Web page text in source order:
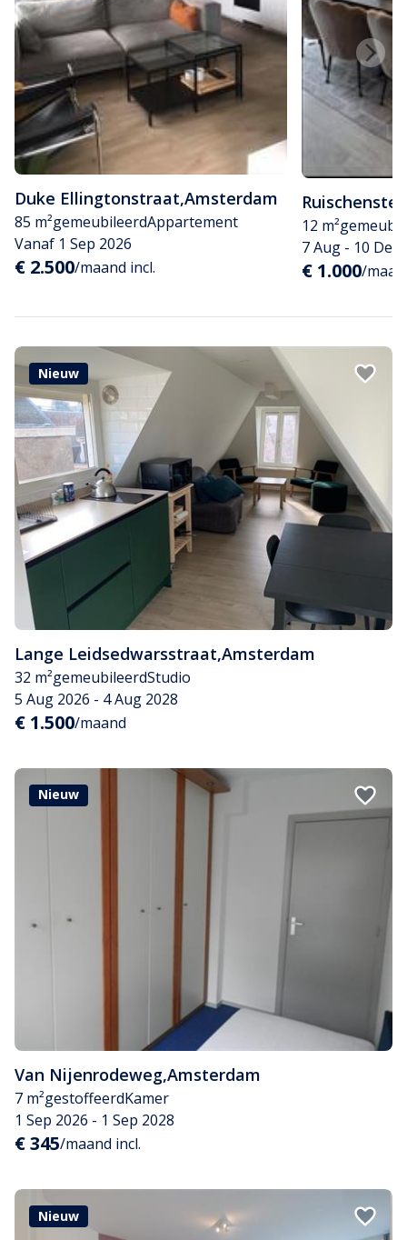
Duke Ellingtonstraat,Amsterdam
85 m²gemeubileerdAppartement
Vanaf 1 Sep 2026
€ 2.500/maand incl.
12 m²
7 Aug - 10 Dec
€ 1.000/
Nieuw
Lange Leidsedwarsstraat,Amsterdam
32 m²gemeubileerdStudio
5 Aug 2026 - 4 Aug 2028
€ 1.500/maand
Nieuw
Van Nijenrodeweg,Amsterdam
7 m²gestoffeerdKamer
1 Sep 2026 - 1 Sep 2028
€ 345/maand incl.
Nieuw